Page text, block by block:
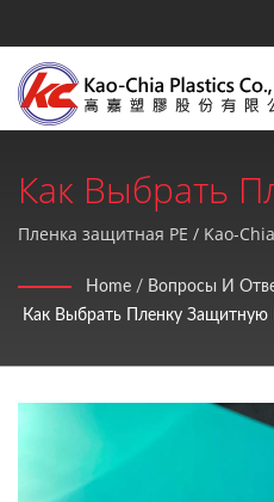
Как Выбрать
Защитную
Листов GPPS,
Листов И PE
1990 Года |
Co., Ltd.
Пленка защитная PE / Kao-
предоставляет высокое
послепродажное
Home / Вопросы И
Как Выбрать Пленку Защитную